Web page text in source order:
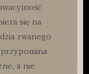
się na
zwanego
a nie